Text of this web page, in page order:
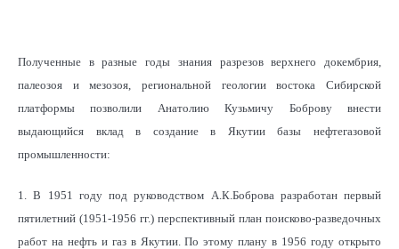
Полученные в разные годы знания разрезов верхнего докембрия,
палеозоя и мезозоя, региональной геологии востока Сибирской
платформы позволили Анатолию Кузьмичу Боброву внести
выдающийся вклад в создание в Якутии базы нефтегазовой
промышленности:
1. В 1951 году под руководством А.К.Боброва разработан первый
пятилетний (1951-1956 гг.) перспективный план поисково-разведочных
работ на нефть и газ в Якутии. По этому плану в 1956 году открыто